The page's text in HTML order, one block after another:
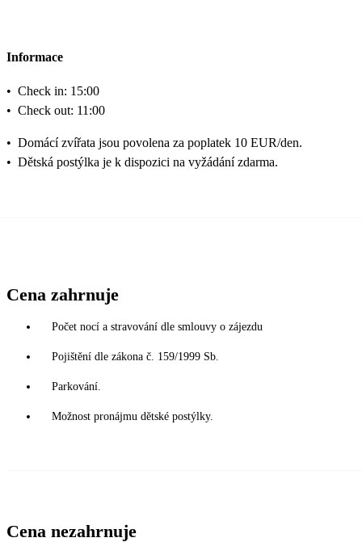
Informace
• Check in: 15:00
• Check out: 11:00
• Domácí zvířata jsou povolena za poplatek 10 EUR/den.
• Dětská postýlka je k dispozici na vyžádání zdarma.
Cena zahrnuje
Počet nocí a stravování dle smlouvy o zájezdu
Pojištění dle zákona č. 159/1999 Sb.
Parkování.
Možnost pronájmu dětské postýlky.
Cena nezahrnuje